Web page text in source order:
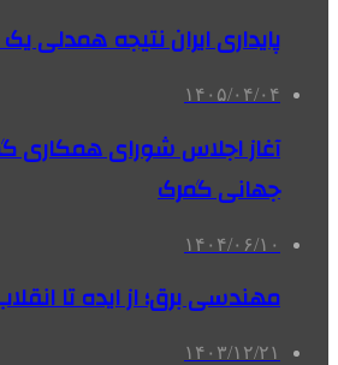
پایداری ایران نتیجه همدلی
۱۴۰۵/۰۴/۰۴
آغاز اجلاس شورای همکاری
جهانی گمرک
۱۴۰۴/۰۶/۱۰
مهندسی برق؛ از ایده تا
۱۴۰۳/۱۲/۲۱